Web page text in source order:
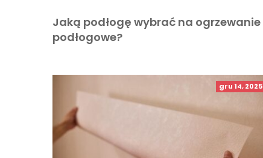
Jaką podłogę wybrać na ogrzewanie
podłogowe?
gru 14, 2025